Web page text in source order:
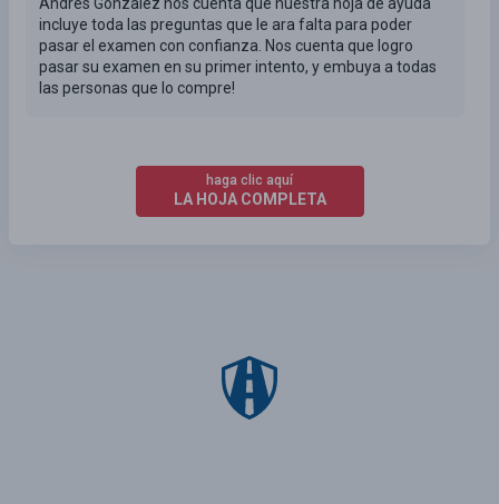
incluye toda las preguntas que le ara falta para poder
pasar el examen con confianza. Nos cuenta que logro
pasar su examen en su primer intento, y embuya a todas
las personas que lo compre!
haga clic aquí
LA HOJA COMPLETA